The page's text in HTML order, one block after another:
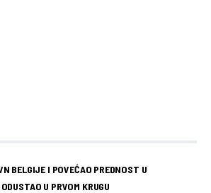
BELGIJE I POVEĆAO PREDNOST U
U PRVOM KRUGU